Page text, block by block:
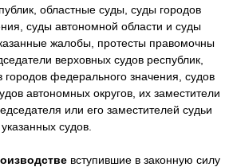
областные суды, суды городов
суды автономной области и суды
жалобы, протесты правомочны
верховных судов республик,
городов федерального значения, судов
автономных округов, их заместители
или его заместителей судьи
указанных судов.
вступившие в законную силу